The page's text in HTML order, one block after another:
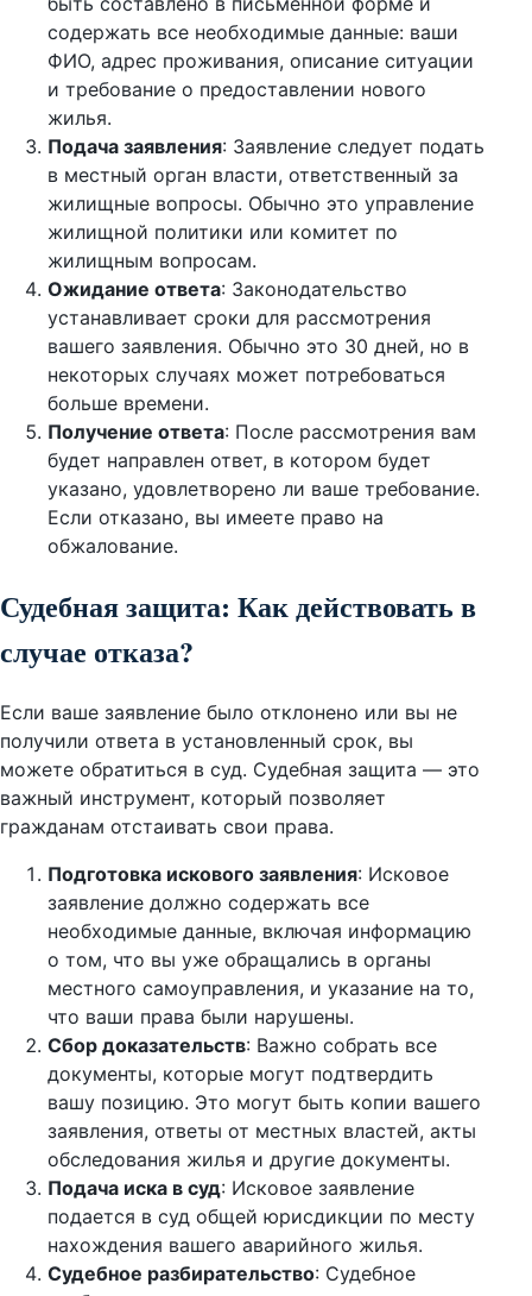
содержать все необходимые данные: ваши
ФИО, адрес проживания, описание ситуации
и требование о предоставлении нового
жилья.
Подача заявления: Заявление следует подать
в местный орган власти, ответственный за
жилищные вопросы. Обычно это управление
жилищной политики или комитет по
жилищным вопросам.
Ожидание ответа: Законодательство
устанавливает сроки для рассмотрения
вашего заявления. Обычно это 30 дней, но в
некоторых случаях может потребоваться
больше времени.
Получение ответа: После рассмотрения вам
будет направлен ответ, в котором будет
указано, удовлетворено ли ваше требование.
Если отказано, вы имеете право на
обжалование.
Судебная защита: Как действовать в
случае отказа?
Если ваше заявление было отклонено или вы не
получили ответа в установленный срок, вы
можете обратиться в суд. Судебная защита — это
важный инструмент, который позволяет
гражданам отстаивать свои права.
Подготовка искового заявления: Исковое
заявление должно содержать все
необходимые данные, включая информацию
о том, что вы уже обращались в органы
местного самоуправления, и указание на то,
что ваши права были нарушены.
Сбор доказательств: Важно собрать все
документы, которые могут подтвердить
вашу позицию. Это могут быть копии вашего
заявления, ответы от местных властей, акты
обследования жилья и другие документы.
Подача иска в суд: Исковое заявление
подается в суд общей юрисдикции по месту
нахождения вашего аварийного жилья.
Судебное разбирательство: Судебное